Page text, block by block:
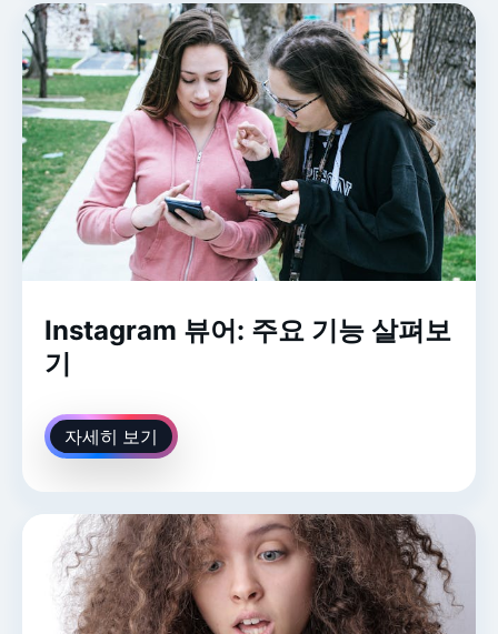
Instagram 뷰어: 주요 기능 살펴보
기
자세히 보기